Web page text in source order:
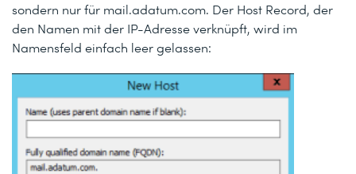
sondern nur für mail.adatum.com. Der Host Record, der
den Namen mit der IP-Adresse verknüpft, wird im
Namensfeld einfach leer gelassen: